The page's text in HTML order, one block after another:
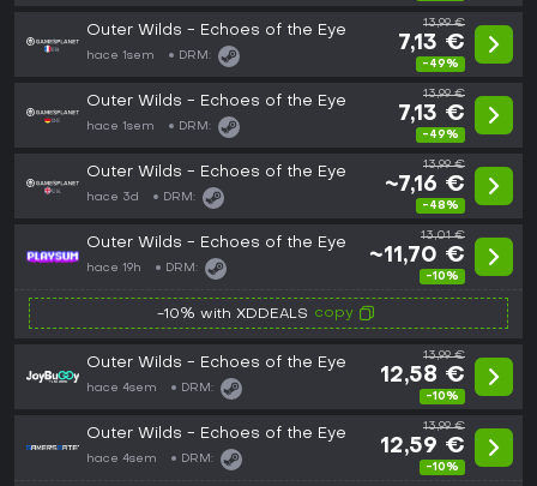
Outer Wilds - Echoes of the Eye
hace 1sem DRM:
13,99 €
7,13 €
-49%
Outer Wilds - Echoes of the Eye
hace 1sem DRM:
13,99 €
7,13 €
-49%
Outer Wilds - Echoes of the Eye
hace 3d DRM:
13,99 €
~7,16 €
-48%
Outer Wilds - Echoes of the Eye
hace 19h DRM:
13,01 €
~11,70 €
-10%
-10% with XDDEALS copy
Outer Wilds - Echoes of the Eye
hace 4sem DRM:
13,99 €
12,58 €
-10%
Outer Wilds - Echoes of the Eye
hace 4sem DRM:
13,99 €
12,59 €
-10%